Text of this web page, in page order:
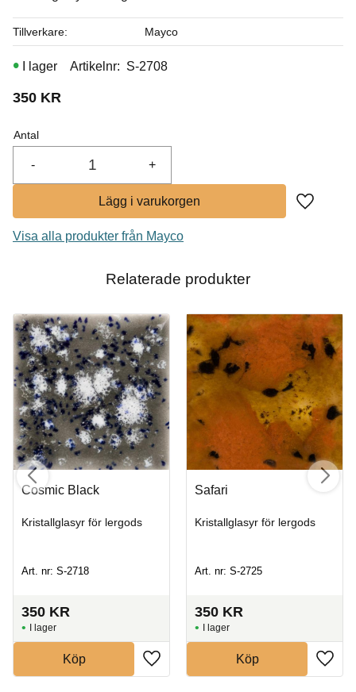
Köp
350 KR
Antal
+
-
Lägg till
I lager Artikelnr S-2708
Tillverkare Mayco
Visa alla produkter från Mayco
Relaterade produkter
Cosmic Black
Kristallglasyr för lergods
Art. nr: S-2718
350 KR
I lager
Köp
Safari
Kristallglasyr för lergods
Art. nr: S-2725
350 KR
I lager
Köp